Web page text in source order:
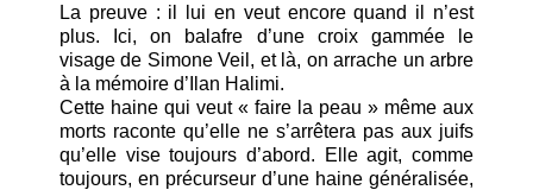
La preuve : il lui en veut encore quand il n’est
plus. Ici, on balafre d’une croix gammée le
visage de Simone Veil, et là, on arrache un arbre
à la mémoire d’Ilan Halimi.
Cette haine qui veut « faire la peau » même aux
morts raconte qu’elle ne s’arrêtera pas aux juifs
qu’elle vise toujours d’abord. Elle agit, comme
toujours, en précurseur d’une haine généralisée,